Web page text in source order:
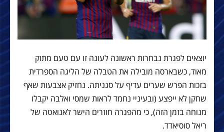
יוצאים לפגרת נבחרות ראשונה לעונה זו עם טעם מתוק
מאוד, כשבארסה מובילה את הטבלה של הליגה הספרדית
בזכות הפרש שערים עדיף על סגניתה. נחזיק אצבעות שאף
שחקן לא ייפצע (ובעיניי נחמד לראות שמסי ואלבה יקבלו
מנוחה בזמן הזה), כי מהפגרה חוזרים הישר לאנואטה של
ריאל סוסיאדד.